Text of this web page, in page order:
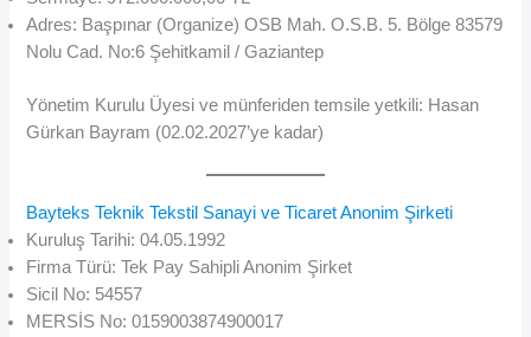
Adres: Başpınar (Organize) OSB Mah. O.S.B. 5. Bölge 83579
Nolu Cad. No:6 Şehitkamil / Gaziantep
Yönetim Kurulu Üyesi ve münferiden temsile yetkili: Hasan
Gürkan Bayram (02.02.2027’ye kadar)
Bayteks Teknik Tekstil Sanayi ve Ticaret Anonim Şirketi
Kuruluş Tarihi: 04.05.1992
Firma Türü: Tek Pay Sahipli Anonim Şirket
Sicil No: 54557
MERSİS No: 0159003874900017